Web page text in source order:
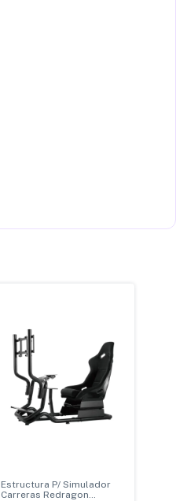
Estructura P/ Simulador
Carreras Redragon